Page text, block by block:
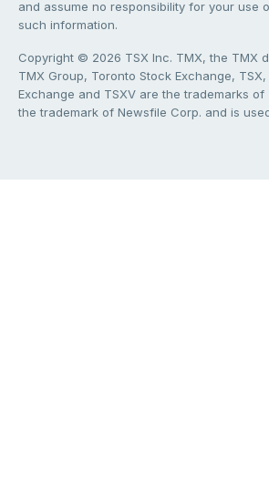
and assume no responsibility for your use
such information.
Copyright © 2026 TSX Inc. TMX, the TMX
TMX Group, Toronto Stock Exchange,
Exchange and TSXV are the trademarks of
the trademark of Newsfile Corp. and is